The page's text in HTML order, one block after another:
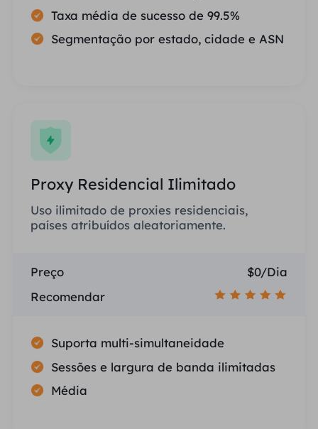
Taxa média de sucesso de 99.5%
Segmentação por estado, cidade e ASN
Proxy Residencial Ilimitado
Uso ilimitado de proxies residenciais,
países atribuídos aleatoriamente.
Preço
$0/Dia
Recomendar
Suporta multi-simultaneidade
Sessões e largura de banda ilimitadas
Média